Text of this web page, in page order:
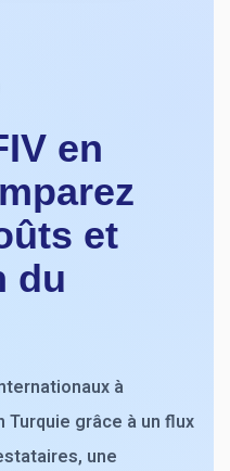
en
et
du
à
Turquie grâce à un flux
une